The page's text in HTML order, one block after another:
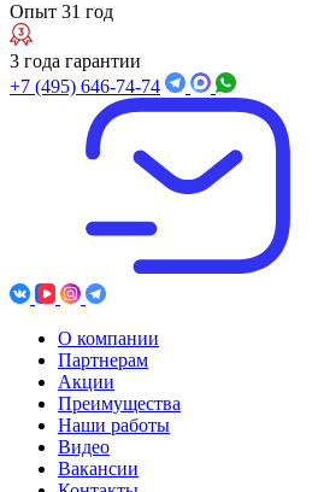
Опыт 31 год
3 года гарантии
+7 (495) 646-74-74
О компании
Партнерам
Акции
Преимущества
Наши работы
Видео
Вакансии